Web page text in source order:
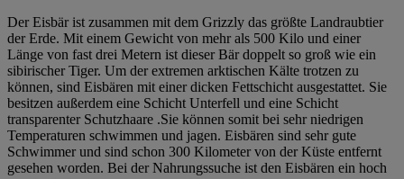
Der Eisbär ist zusammen mit dem Grizzly das größte Landraubtier
der Erde. Mit einem Gewicht von mehr als 500 Kilo und einer
Länge von fast drei Metern ist dieser Bär doppelt so groß wie ein
sibirischer Tiger. Um der extremen arktischen Kälte trotzen zu
können, sind Eisbären mit einer dicken Fettschicht ausgestattet. Sie
besitzen außerdem eine Schicht Unterfell und eine Schicht
transparenter Schutzhaare .Sie können somit bei sehr niedrigen
Temperaturen schwimmen und jagen. Eisbären sind sehr gute
Schwimmer und sind schon 300 Kilometer von der Küste entfernt
gesehen worden. Bei der Nahrungssuche ist den Eisbären ein hoch